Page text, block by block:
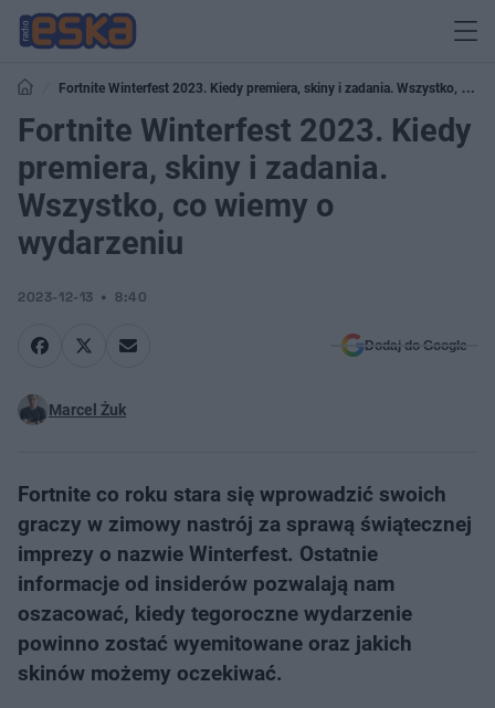
Fortnite Winterfest 2023. Kiedy premiera, skiny i zadania. Wszystko, co
wiemy o wydarzeniu
Fortnite Winterfest 2023. Kiedy
premiera, skiny i zadania.
Wszystko, co wiemy o
wydarzeniu
2023-12-13 8:40
Dodaj do Google
Marcel Żuk
Fortnite co roku stara się wprowadzić swoich
graczy w zimowy nastrój za sprawą świątecznej
imprezy o nazwie Winterfest. Ostatnie
informacje od insiderów pozwalają nam
oszacować, kiedy tegoroczne wydarzenie
powinno zostać wyemitowane oraz jakich
skinów możemy oczekiwać.